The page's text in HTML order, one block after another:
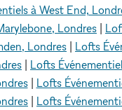
à West End,
Londres
Londres Lofts
Lofts
| Lofts
Lofts